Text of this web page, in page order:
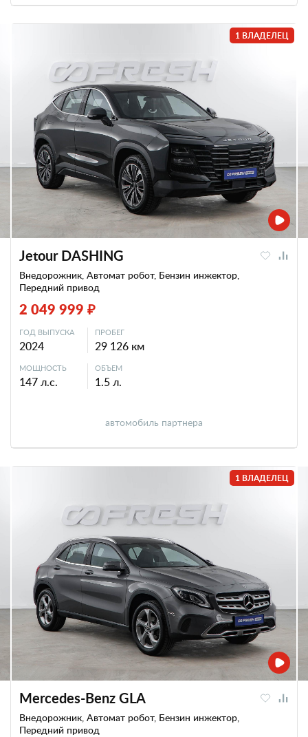
1 ВЛАДЕЛЕЦ
Jetour DASHING
Внедорожник, Автомат робот, Бензин инжектор,
Передний привод
2 049 999 ₽
ГОД ВЫПУСКА
2024
ПРОБЕГ
29 126 км
МОЩНОСТЬ
147 л.с.
ОБЪЕМ
1.5 л.
автомобиль партнера
1 ВЛАДЕЛЕЦ
Mercedes-Benz GLA
Внедорожник, Автомат робот, Бензин инжектор,
Передний привод